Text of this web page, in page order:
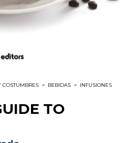
COSTUMBRES > BEBIDAS > INFUSIONES
TO